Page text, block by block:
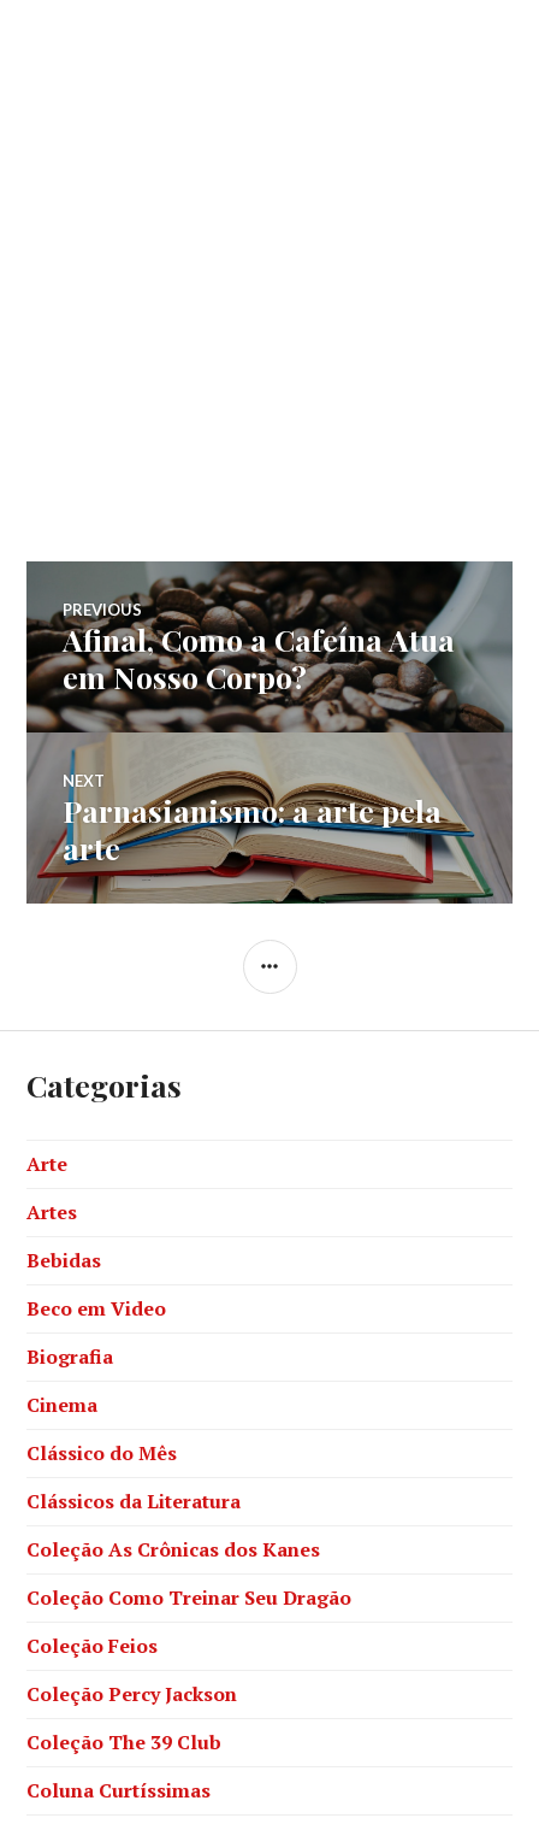
Navegação
de
Post
PREVIOUS
Previous
post:
Afinal, Como a Cafeína Atua
em Nosso Corpo?
NEXT
Next
post:
Parnasianismo: a arte pela
arte
SIDEBAR
Categorias
Arte
Artes
Bebidas
Beco em Video
Biografia
Cinema
Clássico do Mês
Clássicos da Literatura
Coleção As Crônicas dos Kanes
Coleção Como Treinar Seu Dragão
Coleção Feios
Coleção Percy Jackson
Coleção The 39 Club
Coluna Curtíssimas